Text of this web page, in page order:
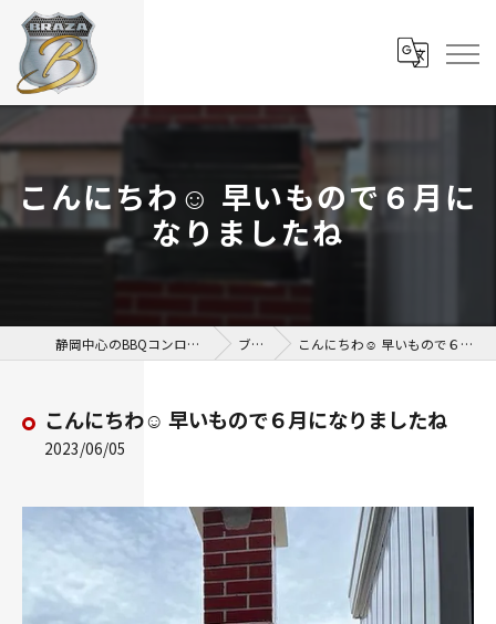
こんにちわ☺️ 早いもので６月に
なりましたね
静岡中心のBBQコンロならBBQ BRAZA ブログ こんにちわ☺️ 早いもので６月になりましたね
こんにちわ☺️ 早いもので６月になりましたね
2023/06/05